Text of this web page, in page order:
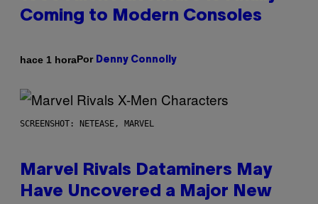
Coming to Modern Consoles
hace 1 horaPor Denny Connolly
SCREENSHOT: NETEASE, MARVEL
Marvel Rivals Dataminers May
Have Uncovered a Major New